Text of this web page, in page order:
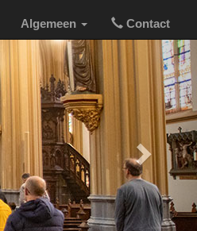
Algemeen Contact
Next